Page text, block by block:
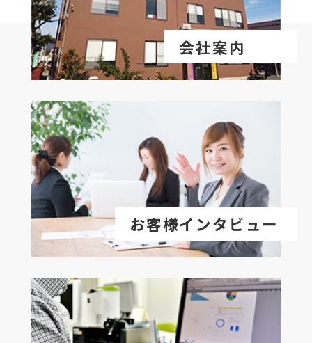
会社案内
お客様インタビュー